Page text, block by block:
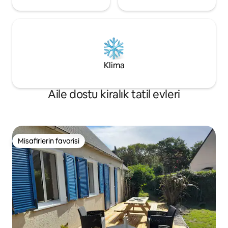
Klima
Aile dostu kiralık tatil evleri
Misafirlerin favorisi
Misafirlerin favorisi